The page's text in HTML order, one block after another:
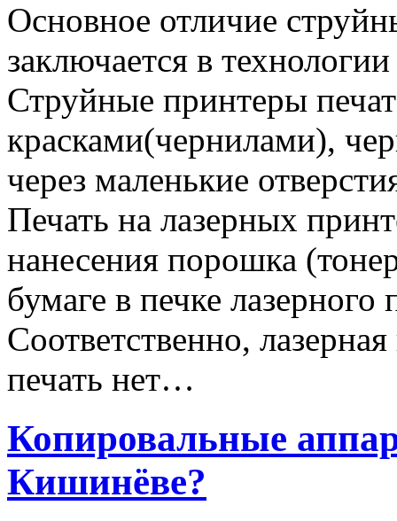
Основное отличие
заключается в
Струйные принтеры
красками(чернилами),
через маленькие
Печать на лазерных
нанесения порошка
бумаге в печке лазерного
Соответственно,
печать нет…
Копировальные
Кишинёве?